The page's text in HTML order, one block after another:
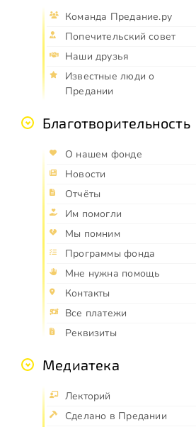
Команда Предание.ру
Попечительский совет
Наши друзья
Известные люди о
Предании
Благотворительность
О нашем фонде
Новости
Отчёты
Им помогли
Мы помним
Программы фонда
Мне нужна помощь
Контакты
Все платежи
Реквизиты
Медиатека
Лекторий
Сделано в Предании